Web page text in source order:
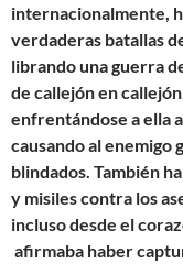
internacionalmente,
verdaderas batallas
librando una guerra
de callejón en
enfrentándose a ella
causando al enemigo
blindados. También
y misiles contra los
incluso desde el
afirmaba haber